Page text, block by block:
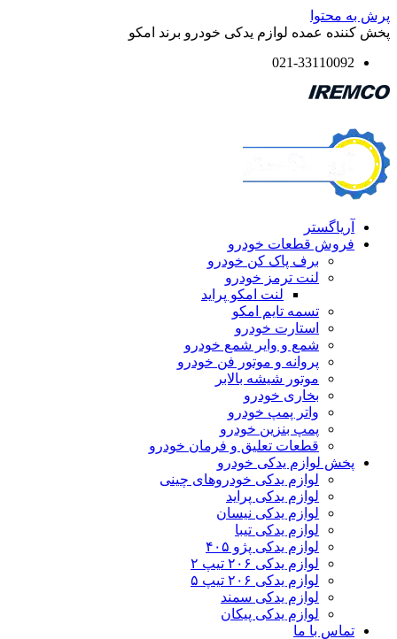
پرش به محتوا
پخش کننده عمده لوازم یدکی خودرو برند امکو
021-33110092
آریاگستر
فروش قطعات خودرو
برف پاک کن خودرو
لنت ترمز خودرو
لنت امکو پراید
تسمه تایم امکو
استارت خودرو
شمع و وایر شمع خودرو
پروانه و موتور فن خودرو
موتور شیشه بالابر
بخاری خودرو
واتر پمپ خودرو
پمپ بنزین خودرو
قطعات تعلیق و فرمان خودرو
پخش لوازم یدکی خودرو
لوازم یدکی خودروهای چینی
لوازم یدکی پراید
لوازم یدکی نیسان
لوازم یدکی تیبا
لوازم یدکی پژو ۴۰۵
لوازم یدکی ۲۰۶ تیپ ۲
لوازم یدکی ۲۰۶ تیپ ۵
لوازم یدکی سمند
لوازم یدکی پیکان
تماس با ما